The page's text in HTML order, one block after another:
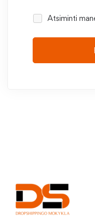
Atsiminti